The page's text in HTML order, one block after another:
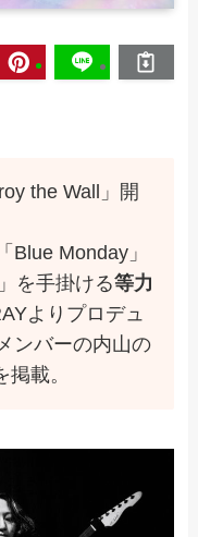
the Wall」開
Blue Monday」
を手掛ける等力
よりプロデュ
ンバーの内山の
載。